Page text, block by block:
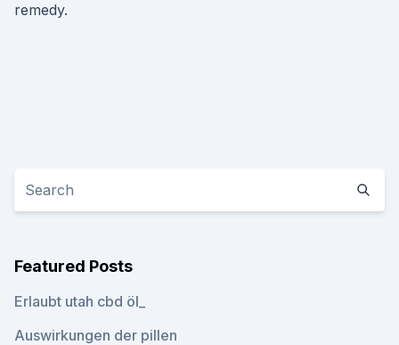
remedy.
Featured Posts
Erlaubt utah cbd öl_
Auswirkungen der pillen